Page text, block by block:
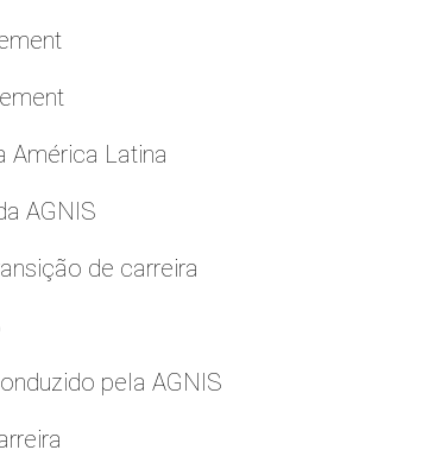
América Latina
AGNIS
de carreira
pela AGNIS